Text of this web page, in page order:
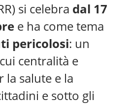
si celebra dal 17
e ha come tema
pericolosi: un
centralità e
la salute e la
e sotto gli